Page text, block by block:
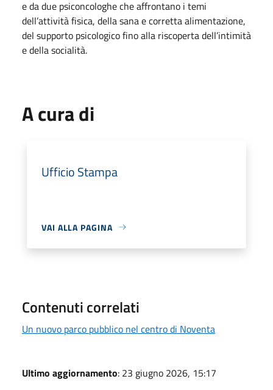
e da due psiconcologhe che affrontano i temi
dell’attività fisica, della sana e corretta alimentazione,
del supporto psicologico fino alla riscoperta dell’intimità
e della socialità.
A cura di
Ufficio Stampa
VAI ALLA PAGINA
Contenuti correlati
Un nuovo parco pubblico nel centro di Noventa
Ultimo aggiornamento: 23 giugno 2026, 15:17